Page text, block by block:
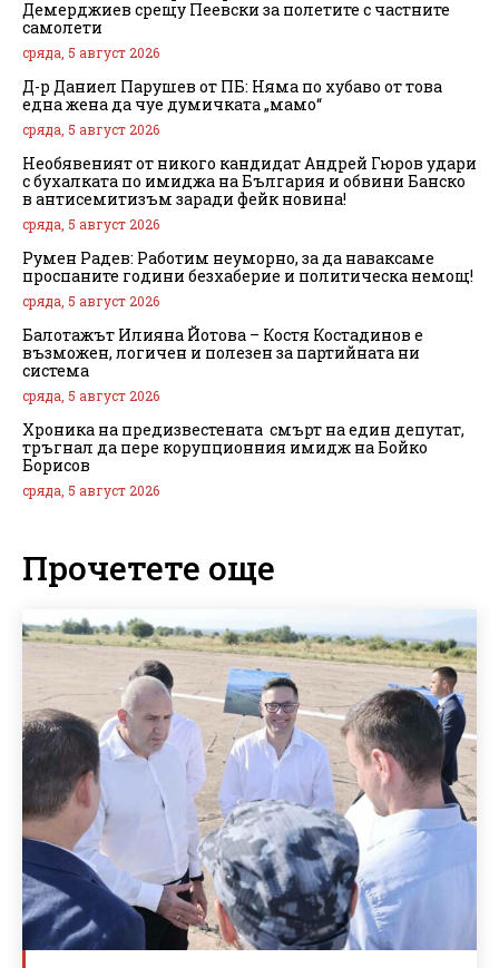
Демерджиев срещу Пеевски за полетите с частните
самолети
сряда, 5 август 2026
Д-р Даниел Парушев от ПБ: Няма по хубаво от това
една жена да чуе думичката „мамо“
сряда, 5 август 2026
Необявеният от никого кандидат Андрей Гюров удари
с бухалката по имиджа на България и обвини Банско
в антисемитизъм заради фейк новина!
сряда, 5 август 2026
Румен Радев: Работим неуморно, за да наваксаме
проспаните години безхаберие и политическа немощ!
сряда, 5 август 2026
Балотажът Илияна Йотова – Костя Костадинов е
възможен, логичен и полезен за партийната ни
система
сряда, 5 август 2026
Хроника на предизвестената смърт на един депутат,
тръгнал да пере корупционния имидж на Бойко
Борисов
сряда, 5 август 2026
Прочетете още